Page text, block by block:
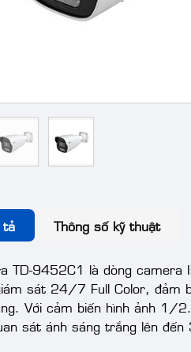
tả Thông số kỹ thuật
TD-9452C1 là dòng
sát 24/7 Full Color, đảm
Với cảm biến hình ảnh 1/
sát ánh sáng trắng lên đến